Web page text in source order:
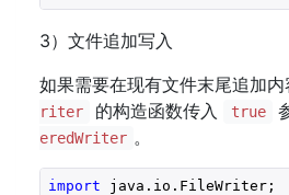
3）文件追加写入
如果需要在现有文件末尾追加
riter
的构造函数传入 true
eredWriter 。
import